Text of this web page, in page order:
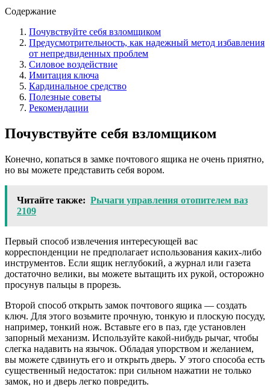
Содержание
Почувствуйте себя взломщиком
Предусмотрительность, как надежный метод избавления
от непредвиденных проблем
Силовое воздействие
Имитация ключа
Кардинальное средство
Полезные советы
Рекомендации
Почувствуйте себя взломщиком
Конечно, копаться в замке почтового ящика не очень приятно,
но вы можете представить себя вором.
Читайте также: Рычаги управления отопителем ваз
2109
Первый способ извлечения интересующей вас
корреспонденции не предполагает использования каких-либо
инструментов. Если ящик неглубокий, а журнал или газета
достаточно велики, вы можете вытащить их рукой, осторожно
просунув пальцы в прорезь.
Второй способ открыть замок почтового ящика — создать
ключ. Для этого возьмите прочную, тонкую и плоскую посуду,
например, тонкий нож. Вставьте его в паз, где установлен
запорный механизм. Используйте какой-нибудь рычаг, чтобы
слегка надавить на язычок. Обладая упорством и желанием,
вы можете сдвинуть его и открыть дверь. У этого способа есть
существенный недостаток: при сильном нажатии не только
замок, но и дверь легко повредить.